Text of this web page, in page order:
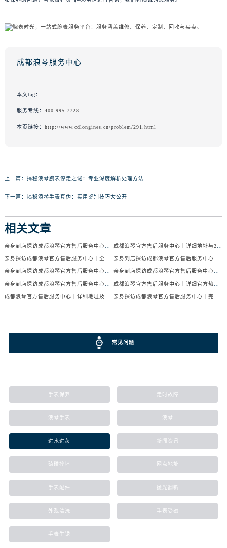
成都浪琴服务中心
本文tag：
服务专线： 400-995-7728
本页链接： http://www.cdlongines.cn/problem/291.html
上一篇： 揭秘浪琴腕表停走之谜：专业深度解析处理方法
下一篇： 揭秘浪琴手表真伪：实用鉴别技巧大公开
相关文章
常见问题
手表保养 走时故障
浪琴手表 浪琴
进水进灰 新闻资讯
磕碰摔坏 网点地址
手表配件 抛光翻新
外观清洗 手表受磁
手表生锈